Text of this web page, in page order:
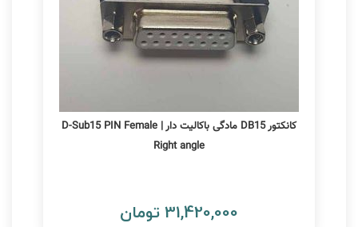
کانکتور DB15 مادگی باکالیت دار | D-Sub15 PIN Female
Right angle
31,420,000 تومان